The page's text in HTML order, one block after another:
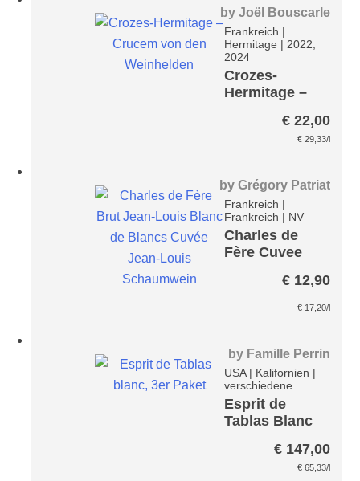
byJoël Bouscarle
Frankreich |
Hermitage |2022,
2024
Crozes-
Hermitage –
€ 22,00
€ 29,33/l
byGrégory Patriat
Frankreich |
Frankreich | NV
Charles de
Fère Cuvee
Blanc de
Blancs brut
€ 12,90
€ 17,20/l
by Famille Perrin
USA| Kalifornien |
verschiedene
Esprit de
Tablas Blanc
€ 147,00
€ 65,33/l